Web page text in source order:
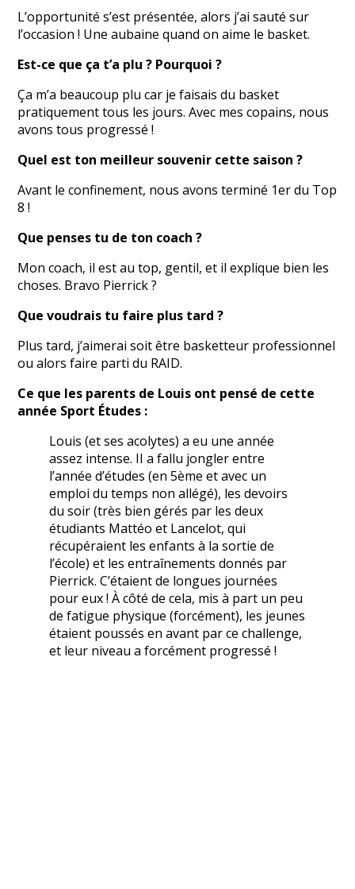
L’opportunité s’est présentée, alors j’ai sauté sur
l’occasion ! Une aubaine quand on aime le basket.
Est-ce que ça t’a plu ? Pourquoi ?
Ça m’a beaucoup plu car je faisais du basket
pratiquement tous les jours. Avec mes copains, nous
avons tous progressé !
Quel est ton meilleur souvenir cette saison ?
Avant le confinement, nous avons terminé 1er du Top
8 !
Que penses tu de ton coach ?
Mon coach, il est au top, gentil, et il explique bien les
choses. Bravo Pierrick ?
Que voudrais tu faire plus tard ?
Plus tard, j’aimerai soit être basketteur professionnel
ou alors faire parti du RAID.
Ce que les parents de Louis ont pensé de cette
année Sport Études :
Louis (et ses acolytes) a eu une année
assez intense. II a fallu jongler entre
l’année d’études (en 5ème et avec un
emploi du temps non allégé), les devoirs
du soir (très bien gérés par les deux
étudiants Mattéo et Lancelot, qui
récupéraient les enfants à la sortie de
l’école) et les entraînements donnés par
Pierrick. C’étaient de longues journées
pour eux ! À côté de cela, mis à part un peu
de fatigue physique (forcément), les jeunes
étaient poussés en avant par ce challenge,
et leur niveau a forcément progressé !